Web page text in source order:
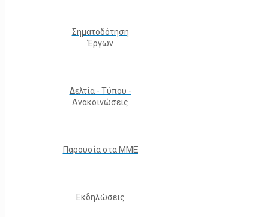
Σηματοδότηση
Έργων
Δελτία - Τύπου -
Ανακοινώσεις
Παρουσία στα ΜΜΕ
Εκδηλώσεις